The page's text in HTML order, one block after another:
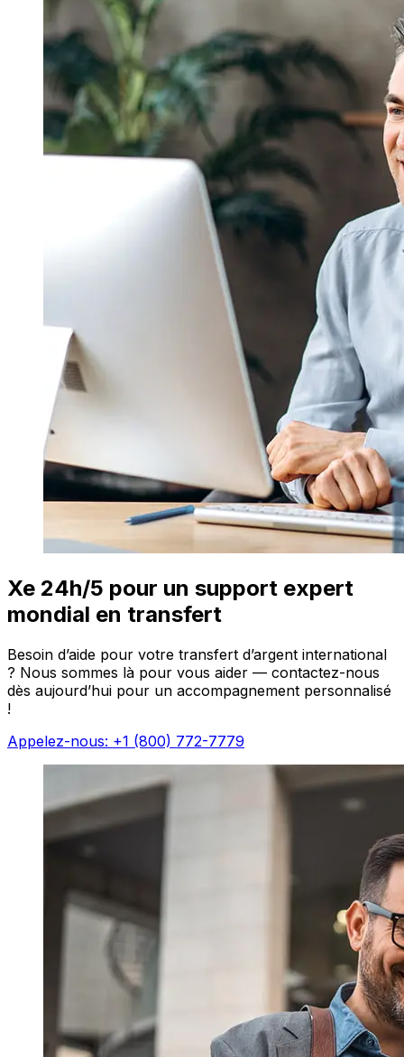
Xe 24h/5 pour un support expert
mondial en transfert
Besoin d’aide pour votre transfert d’argent international
? Nous sommes là pour vous aider — contactez-nous
dès aujourd’hui pour un accompagnement personnalisé
!
Appelez-nous: +1 (800) 772-7779